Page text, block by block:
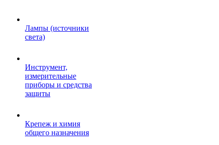
Лампы (источники
света)
Инструмент,
измерительные
приборы и средства
защиты
Крепеж и химия
общего назначения